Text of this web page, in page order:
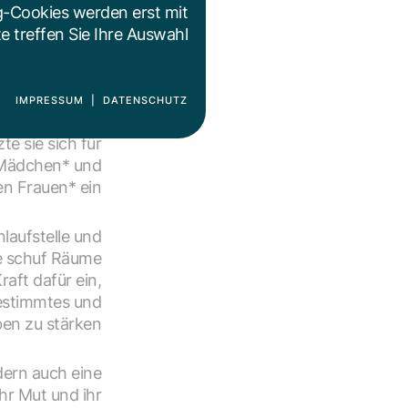
in den
bis zu ihrer
die Stärke
sie sich für
und
Frauen* ein.
und
schuf Räume
dafür ein,
und
zu stärken.
auch eine
Mut und ihr
Cookies werden erst mit
treffen Sie Ihre Auswahl.
IMPRESSUM DATENSCHUTZ